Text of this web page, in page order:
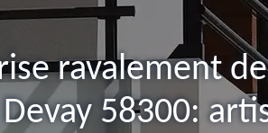
ravalement de
58300: